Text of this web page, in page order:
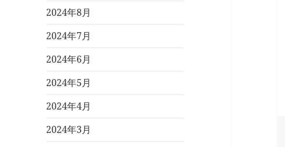
2024年8月
2024年7月
2024年6月
2024年5月
2024年4月
2024年3月